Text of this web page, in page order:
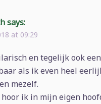
says:
at 09:29
en tegelijk ook
als ik even heel
mezelf.
hoor ik in mijn eigen